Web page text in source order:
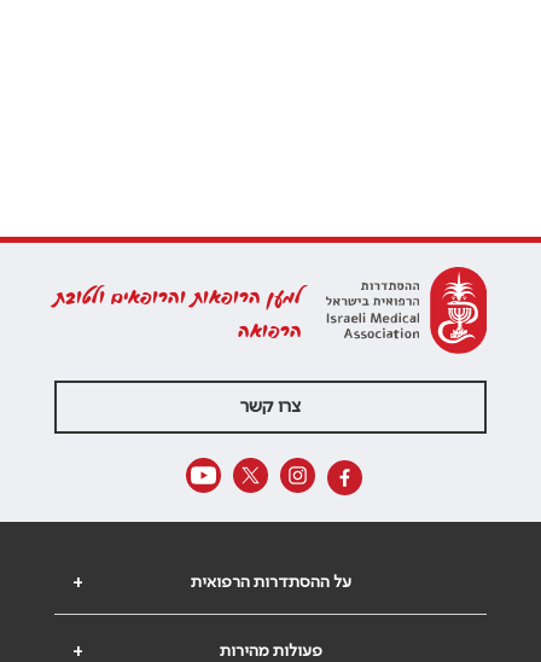
למען הרופאות והרופאים ולטובת
הרפואה
צרו קשר
+ על ההסתדרות הרפואית
+ פעולות מהירות